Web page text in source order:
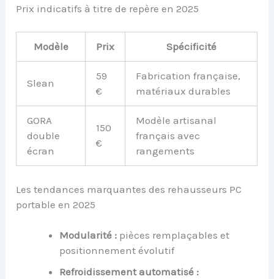
Prix indicatifs à titre de repère en 2025
Modèle Prix Spécificité
Slean
59
€
Fabrication française,
matériaux durables
GORA
double
écran
150
€
Modèle artisanal
français avec
rangements
Les tendances marquantes des rehausseurs PC
portable en 2025
Modularité : pièces remplaçables et
positionnement évolutif
Refroidissement automatisé :